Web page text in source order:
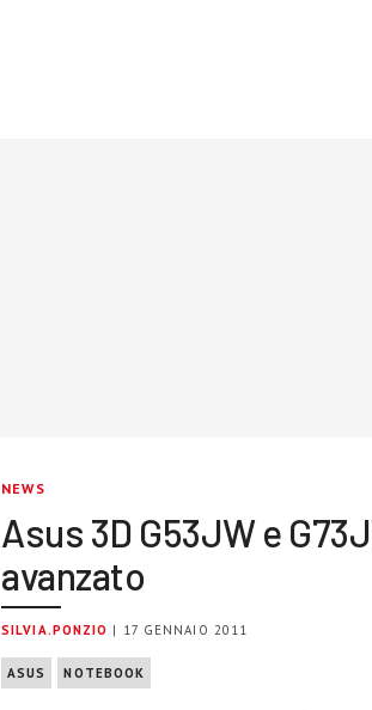
NEWS
Asus 3D G53JW e
avanzato
SILVIA.PONZIO | 17 GENNAIO 2011
ASUS NOTEBOOK